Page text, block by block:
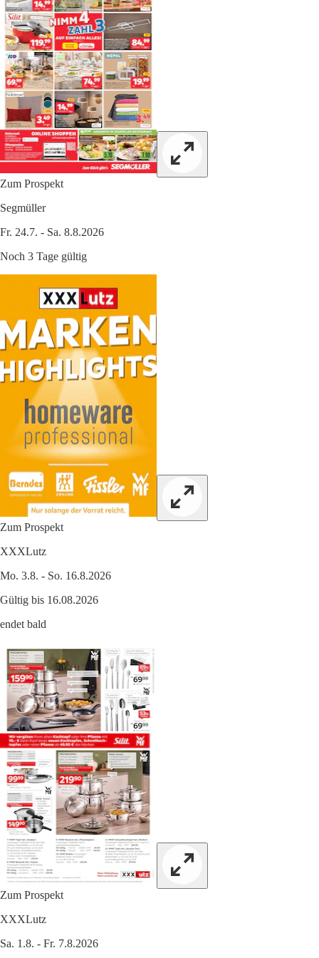
Zum Prospekt
Segmüller
Fr. 24.7. - Sa. 8.8.2026
Noch 3 Tage gültig
Zum Prospekt
XXXLutz
Mo. 3.8. - So. 16.8.2026
Gültig bis 16.08.2026
endet bald
Zum Prospekt
XXXLutz
Sa. 1.8. - Fr. 7.8.2026